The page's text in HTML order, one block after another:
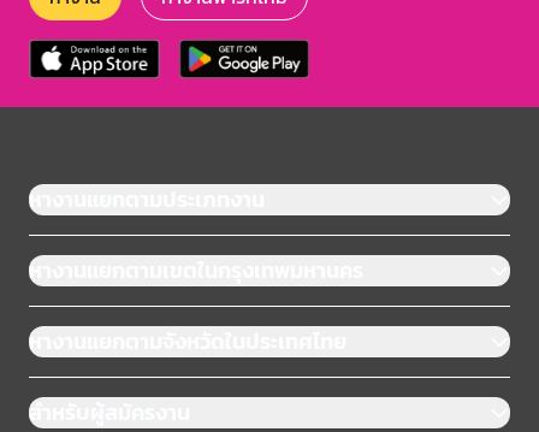
หางานแยกตามประเภทงาน
หางานแยกตามเขตในกรุงเทพมหานคร
หางานแยกตามจังหวัดในประเทศไทย
สำหรับผู้สมัครงาน